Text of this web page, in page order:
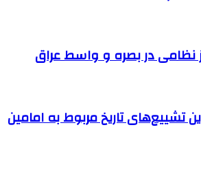
نظامی در بصره و واسط عراق
تشییع‌های تاریخ مربوط به امامین